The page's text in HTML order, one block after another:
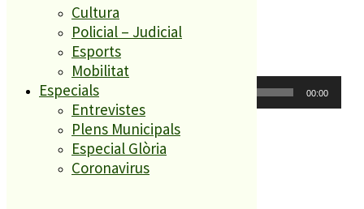
Cultura
Policial – Judicial
Esports
Mobilitat
Especials
Entrevistes
Plens Municipals
Especial Glòria
Coronavirus
Darrer informatiu
Reproductor
d'àudio 00:00 00:00